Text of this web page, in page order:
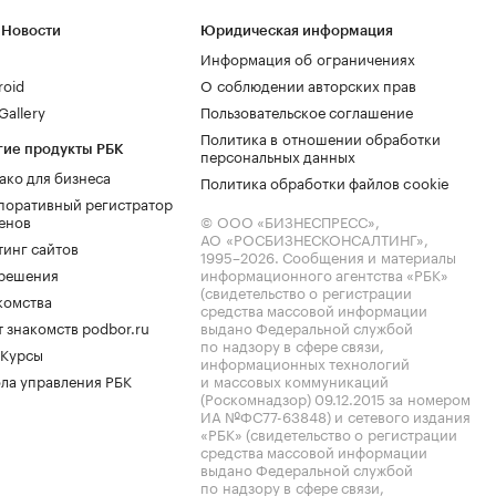
продукты РБК
для бизнеса
регистратор
сайтов
знакомств podbor.ru
управления РБК
Юридическая информация
Информация об ограничениях
О соблюдении авторских прав
Пользовательское соглашение
Политика в отношении обработки
персональных данных
Политика обработки файлов cookie
© ООО «БИЗНЕСПРЕСС»,
АО «РОСБИЗНЕСКОНСАЛТИНГ»,
1995–2026. Сообщения и материалы
информационного агентства «РБК»
(свидетельство о регистрации
средства массовой информации
выдано Федеральной службой
по надзору в сфере связи,
информационных технологий
и массовых коммуникаций
(Роскомнадзор) 09.12.2015 за номером
ИА №ФС77-63848) и сетевого издания
«РБК» (свидетельство о регистрации
средства массовой информации
выдано Федеральной службой
по надзору в сфере связи,